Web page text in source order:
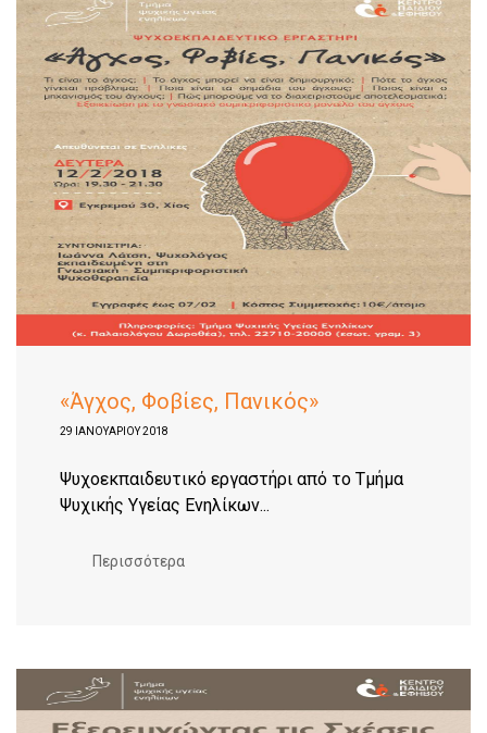
«Άγχος, Φοβίες, Πανικός»
29 ΙΑΝΟΥΑΡΊΟΥ 2018
Ψυχοεκπαιδευτικό εργαστήρι από το Τμήμα
Ψυχικής Υγείας Ενηλίκων...
Περισσότερα